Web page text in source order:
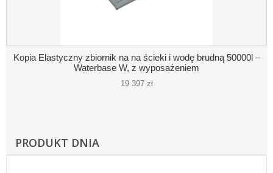
Kopia Elastyczny zbiornik na na ścieki i wodę brudną 50000l –
Waterbase W, z wyposażeniem
19 397 zł
PRODUKT DNIA